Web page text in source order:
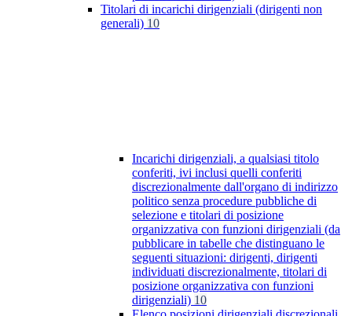
Titolari di incarichi dirigenziali (dirigenti non
generali) 10
Incarichi dirigenziali, a qualsiasi titolo
conferiti, ivi inclusi quelli conferiti
discrezionalmente dall'organo di indirizzo
politico senza procedure pubbliche di
selezione e titolari di posizione
organizzativa con funzioni dirigenziali (da
pubblicare in tabelle che distinguano le
seguenti situazioni: dirigenti, dirigenti
individuati discrezionalmente, titolari di
posizione organizzativa con funzioni
dirigenziali) 10